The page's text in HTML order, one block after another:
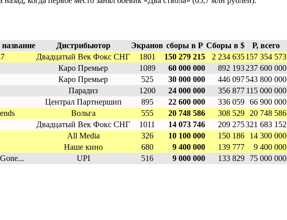
Дистрибьютор Экранов сборы в Р Сборы в $ Р, всего
Двадцатый Век Фокс СНГ 1801 150 279 215 2 234 635157 354 573
Каро Премьер 1089 60 000 000 892 193237 600 000
Каро Премьер 525 30 000 000 446 097543 800 000
Парадиз 1200 24 000 000 356 877 115 000 000
Централ Партнершип 895 22 600 000 336 059 66 900 000
Вольга 555 20 748 586 308 529 20 748 586
Двадцатый Век Фокс СНГ 1011 14 073 746 209 275321 683 152
All Media 326 10 100 000 150 186 14 300 000
Наше кино 680 9 400 000 139 777 9 400 000
UPI 516 9 000 000 133 829 75 000 000